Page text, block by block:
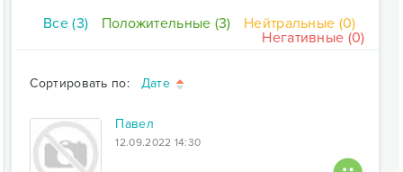
Все (3) Положительные (3)
Нейтральные (0)
Негативные (0)
Сортировать по: Дате
Павел
12.09.2022 14:30